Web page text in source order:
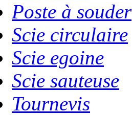
Poste à souder
Scie circulaire
Scie egoine
Scie sauteuse
Tournevis